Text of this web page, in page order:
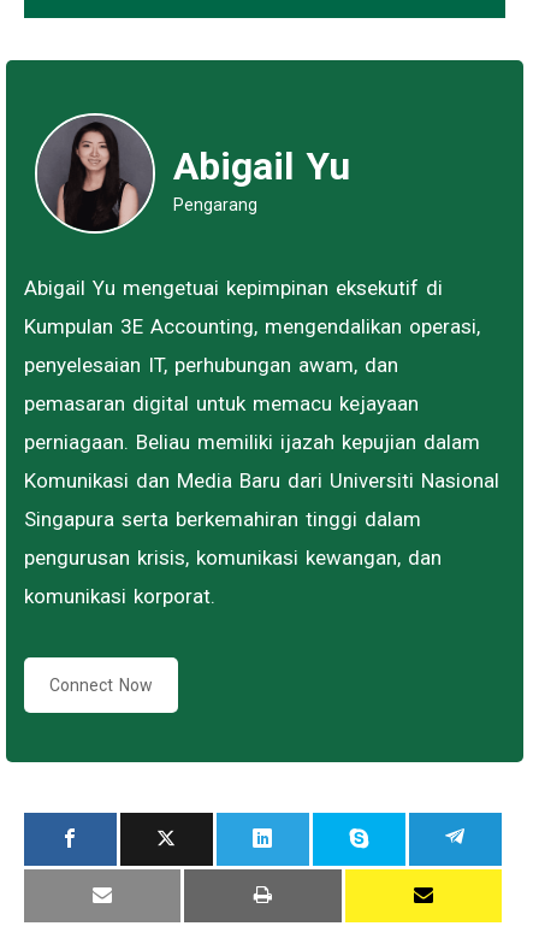
Abigail Yu
Pengarang
Abigail Yu mengetuai kepimpinan eksekutif di
Kumpulan 3E Accounting, mengendalikan operasi,
penyelesaian IT, perhubungan awam, dan
pemasaran digital untuk memacu kejayaan
perniagaan. Beliau memiliki ijazah kepujian dalam
Komunikasi dan Media Baru dari Universiti Nasional
Singapura serta berkemahiran tinggi dalam
pengurusan krisis, komunikasi kewangan, dan
komunikasi korporat.
Connect Now